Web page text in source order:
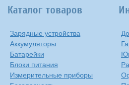
Каталог товаров
Зарядные устройства
Аккумуляторы
Батарейки
Блоки питания
Измерительные приборы